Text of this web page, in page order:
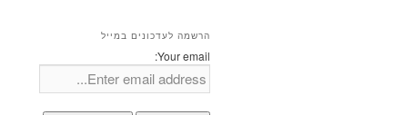
הרשמה לעדכונים במייל
Your email: